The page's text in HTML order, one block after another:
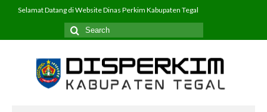
Selamat Datang di Website Dinas Perkim Kabupaten Tegal
Search
for: